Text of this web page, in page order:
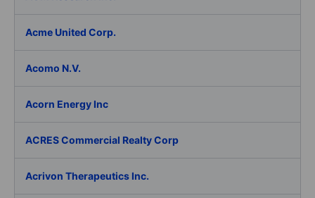
Acme United Corp.
Acomo N.V.
Acorn Energy Inc
ACRES Commercial Realty Corp
Acrivon Therapeutics Inc.